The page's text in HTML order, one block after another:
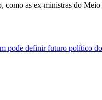
as ex-ministras do
pode definir futuro político